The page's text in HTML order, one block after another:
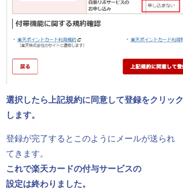
選択したら上記規約に同意して登録をクリック
します。
登録が完了するとこのようにメールが送られ
てきます。
これで楽天カードの付与サービスの
設定は終わりました。